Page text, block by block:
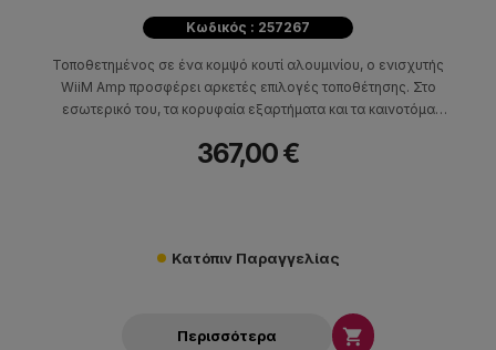
Κωδικός : 257267
Τοποθετημένος σε ένα κομψό κουτί αλουμινίου, ο ενισχυτής
WiiM Amp προσφέρει αρκετές επιλογές τοποθέτησης. Στο
εσωτερικό του, τα κορυφαία εξαρτήματα και τα καινοτόμα
ειδικά σχεδιασμένη ψύκτρα εξασφαλίζει βέλτιστη θερμική
367,00 €
Κατόπιν Παραγγελίας
Περισσότερα 